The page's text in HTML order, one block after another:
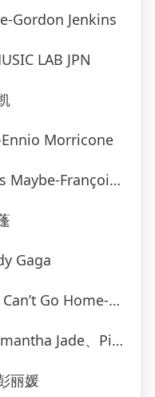
Gordon Jenkins
LAB JPN
Ennio Morricone
Joel Thiollier
Gaga
Ultimate Dance Hits(1)
Jade、Pitbull
丽媛